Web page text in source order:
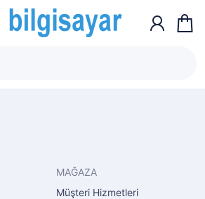
MAĞAZA
Müşteri Hizmetleri